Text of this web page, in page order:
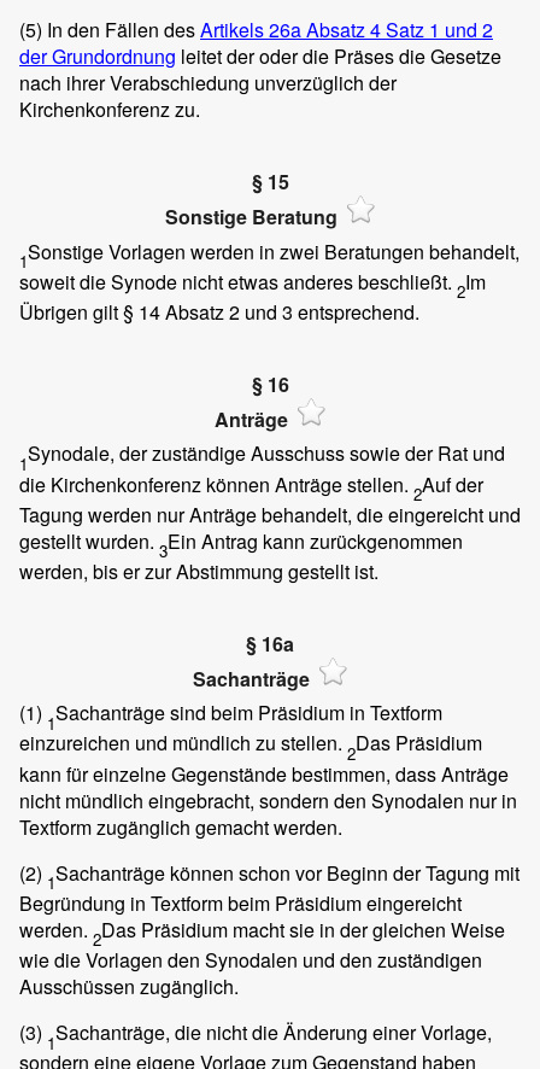
(5) In den Fällen desArtikels 26a Absatz 4 Satz 1 und 2
der Grundordnung leitet der oder die Präses die Gesetze
nach ihrer Verabschiedung unverzüglich der
Kirchenkonferenz zu.
§ 15
Sonstige Beratung
1Sonstige Vorlagen werden in zwei Beratungen behandelt,
soweit die Synode nicht etwas anderes beschließt. 2Im
Übrigen gilt § 14 Absatz 2 und 3 entsprechend.
§ 16
Anträge
1Synodale, der zuständige Ausschuss sowie der Rat und
die Kirchenkonferenz können Anträge stellen. 2Auf der
Tagung werden nur Anträge behandelt, die eingereicht und
gestellt wurden. 3Ein Antrag kann zurückgenommen
werden, bis er zur Abstimmung gestellt ist.
§ 16a
Sachanträge
(1) 1Sachanträge sind beim Präsidium in Textform
einzureichen und mündlich zu stellen. 2Das Präsidium
kann für einzelne Gegenstände bestimmen, dass Anträge
nicht mündlich eingebracht, sondern den Synodalen nur in
Textform zugänglich gemacht werden.
(2) 1Sachanträge können schon vor Beginn der Tagung mit
Begründung in Textform beim Präsidium eingereicht
werden. 2Das Präsidium macht sie in der gleichen Weise
wie die Vorlagen den Synodalen und den zuständigen
Ausschüssen zugänglich.
(3) 1Sachanträge, die nicht die Änderung einer Vorlage,
sondern eine eigene Vorlage zum Gegenstand haben